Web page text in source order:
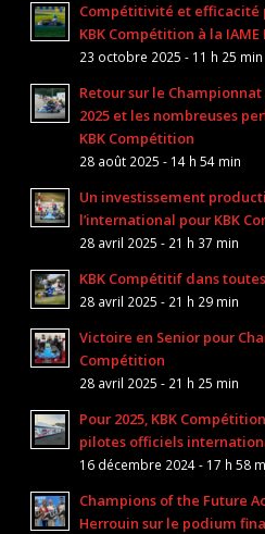
Compétitivité et efficacité
KBK Compétition à la
23 octobre 2025 - 11 h 25 min
Retour sur le
2025 et les nombreuses
KBK Compétition
28 août 2025 - 14 h 54 min
Un investissement
l’international pour KBK
28 avril 2025 - 21 h 37 min
KBK Compétitif dans
28 avril 2025 - 21 h 29 min
Victoire en Senior pour
Compétition
28 avril 2025 - 21 h 25 min
Pour 2025, KBK
pilotes officiels
16 décembre 2024 - 17 h 58
Champions of the Future
Herrouin sur le podium